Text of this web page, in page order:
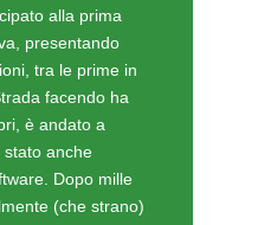
'simili'